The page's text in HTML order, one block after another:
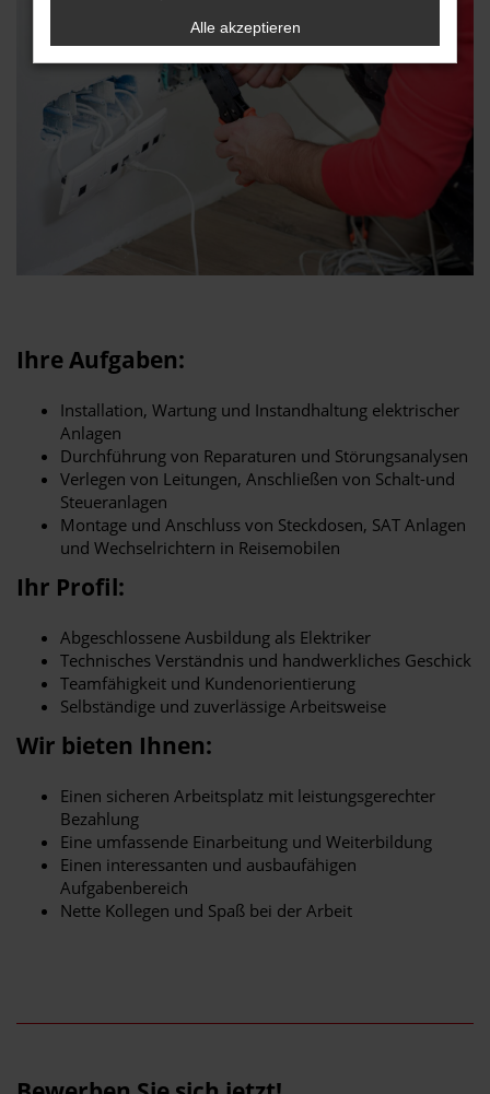
Ihre Aufgaben:
Installation, Wartung und Instandhaltung elektrischer
Anlagen
Durchführung von Reparaturen und Störungsanalysen
Verlegen von Leitungen, Anschließen von Schalt-und
Steueranlagen
Montage und Anschluss von Steckdosen, SAT Anlagen
und Wechselrichtern in Reisemobilen
Ihr Profil:
Abgeschlossene Ausbildung als Elektriker
Technisches Verständnis und handwerkliches Geschick
Teamfähigkeit und Kundenorientierung
Selbständige und zuverlässige Arbeitsweise
Wir bieten Ihnen:
Einen sicheren Arbeitsplatz mit leistungsgerechter
Bezahlung
Eine umfassende Einarbeitung und Weiterbildung
Einen interessanten und ausbaufähigen
Aufgabenbereich
Nette Kollegen und Spaß bei der Arbeit
Alle akzeptieren